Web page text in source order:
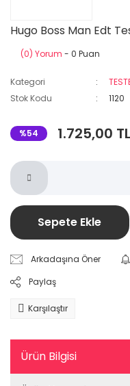
Hugo Boss Man Edt
(0) Yorum - 0 Puan
Kategori
Stok Kodu
1120
%54 1.725,00 TL
Sepete Ekle
Arkadaşına Öner
Paylaş
Karşılaştır
Ürün Bilgisi